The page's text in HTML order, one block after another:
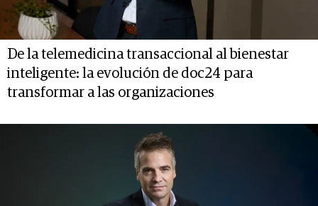
De la telemedicina transaccional al bienestar
inteligente: la evolución de doc24 para
transformar a las organizaciones